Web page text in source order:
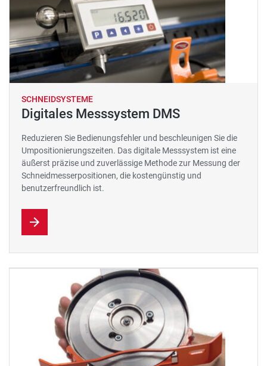
SCHNEIDSYSTEME
Digitales Messsystem DMS
Reduzieren Sie Bedienungsfehler und beschleunigen Sie die
Umpositionierungszeiten. Das digitale Messsystem ist eine
äußerst präzise und zuverlässige Methode zur Messung der
Schneidmesserpositionen, die kostengünstig und
benutzerfreundlich ist.